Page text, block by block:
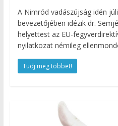
A Nimród vadászújság idén
bevezetőjében idézik dr.
helyettest az EU-
nyilatkozat némileg
Tudj meg többet!